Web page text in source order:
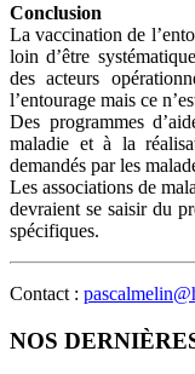
Conclusion
La vaccination de
loin d’être
des acteurs
l’entourage mais ce
Des programmes
maladie et à la
demandés par les
Les associations de
devraient se saisir du
spécifiques.
Contact :
NOS